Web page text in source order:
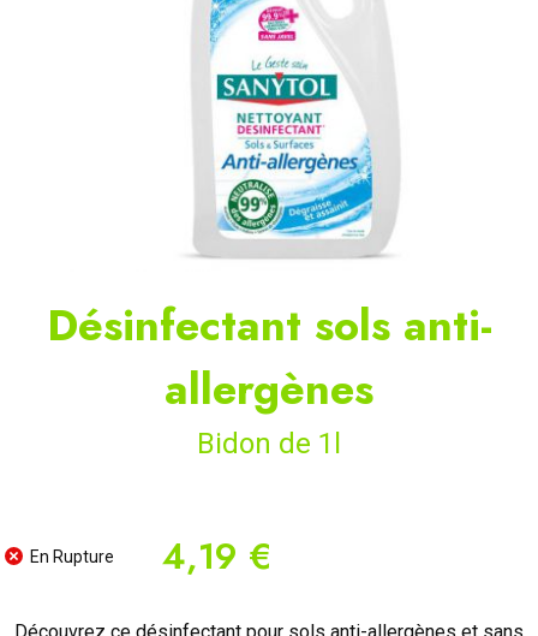
Désinfectant sols anti-
allergènes
Bidon de 1l
En Rupture 4,19 €